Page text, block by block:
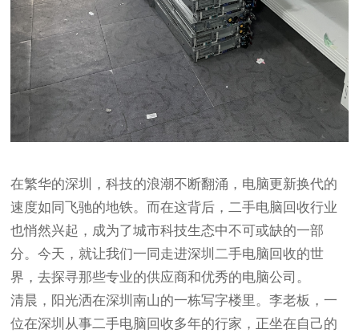
在繁华的深圳，科技的浪潮不断翻涌，电脑更新换代的
速度如同飞驰的地铁。而在这背后，二手电脑回收行业
也悄然兴起，成为了城市科技生态中不可或缺的一部
分。今天，就让我们一同走进深圳二手电脑回收的世
界，去探寻那些专业的供应商和优秀的电脑公司。
清晨，阳光洒在深圳南山的一栋写字楼里。李老板，一
位在深圳从事二手电脑回收多年的行家，正坐在自己的